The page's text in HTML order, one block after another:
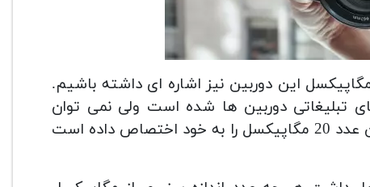
این دوربین نیز اشاره ای داشته باشیم.
تبلیغاتی دوربین ها شده است ولی نمی توان
اهمیت آن را در برخی موارد نادیده گرفت. سنسور این دوربین عدد 20 مگاپیکسل را به خود اختصاص داده است